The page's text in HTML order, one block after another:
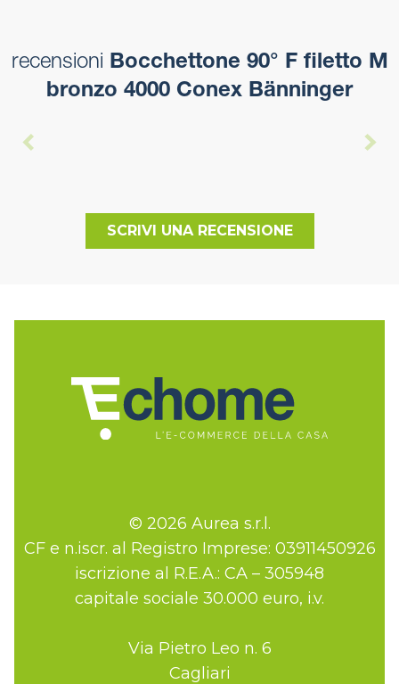
recensioni Bocchettone 90° F filetto M
bronzo 4000 Conex Bänninger
SCRIVI UNA RECENSIONE
© 2026 Aurea s.r.l.
CF e n.iscr. al Registro Imprese: 03911450926
iscrizione al R.E.A.: CA – 305948
capitale sociale 30.000 euro, i.v.
Via Pietro Leo n. 6
Cagliari